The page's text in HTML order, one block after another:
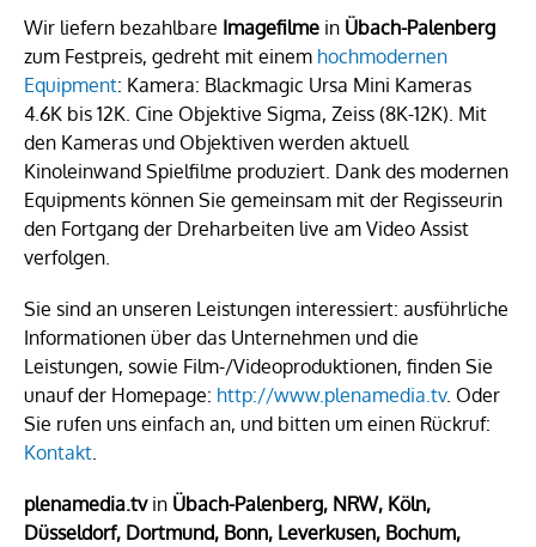
Wir liefern bezahlbare Imagefilme in Übach-Palenberg
zum Festpreis, gedreht mit einem hochmodernen
Equipment: Kamera: Blackmagic Ursa Mini Kameras
4.6K bis 12K. Cine Objektive Sigma, Zeiss (8K-12K). Mit
den Kameras und Objektiven werden aktuell
Kinoleinwand Spielfilme produziert. Dank des modernen
Equipments können Sie gemeinsam mit der Regisseurin
den Fortgang der Dreharbeiten live am Video Assist
verfolgen.
Sie sind an unseren Leistungen interessiert: ausführliche
Informationen über das Unternehmen und die
Leistungen, sowie Film-/Videoproduktionen, finden Sie
unauf der Homepage: http://www.plenamedia.tv. Oder
Sie rufen uns einfach an, und bitten um einen Rückruf:
Kontakt
plenamedia.tvin Übach-Palenberg, NRW, Köln,
Düsseldorf, Dortmund, Bonn, Leverkusen, Bochum,